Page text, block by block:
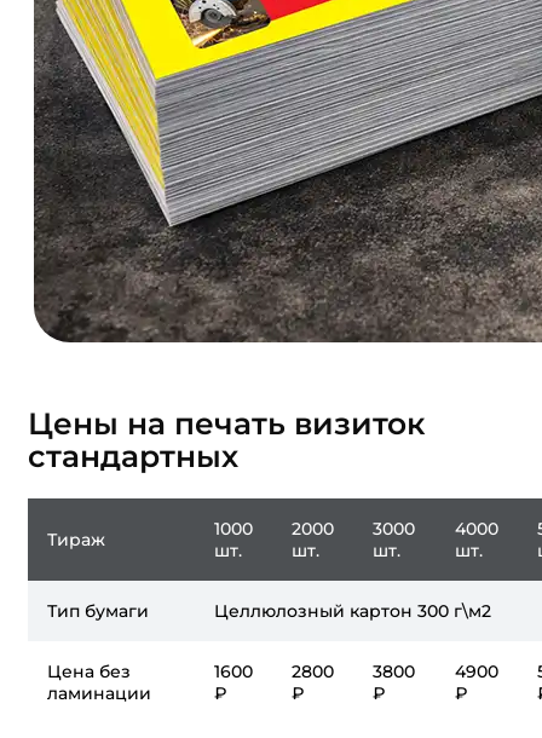
Цены на печать визиток
стандартных
Тираж
1000
шт.
2000
шт.
3000
шт.
4000
шт.
Тип бумаги Целлюлозный картон 300 г\м2
Цена без
ламинации
1600
₽
2800
₽
3800
₽
4900
₽